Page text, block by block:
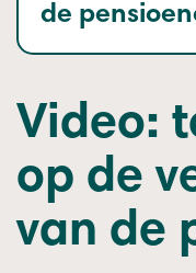
de
Video:
op de
van de